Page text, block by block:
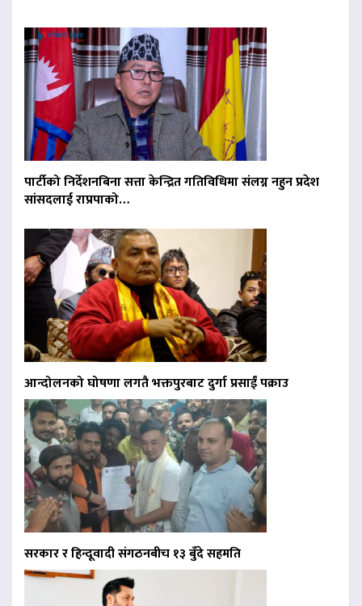
पार्टीको निर्देशनबिना सत्ता केन्द्रित गतिविधिमा संलग्न नहुन प्रदेश
सांसदलाई राप्रपाको…
आन्दोलनको घोषणा लगतै भक्तपुरबाट दुर्गा प्रसाईं पक्राउ
सरकार र हिन्दूवादी संगठनबीच १३ बुँदे सहमति